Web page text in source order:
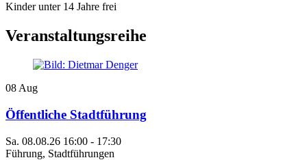
Kinder unter 14 Jahre frei
Veranstaltungsreihe
08 Aug
Öffentliche Stadtführung
Sa. 08.08.26 16:00 - 17:30
Führung, Stadtführungen